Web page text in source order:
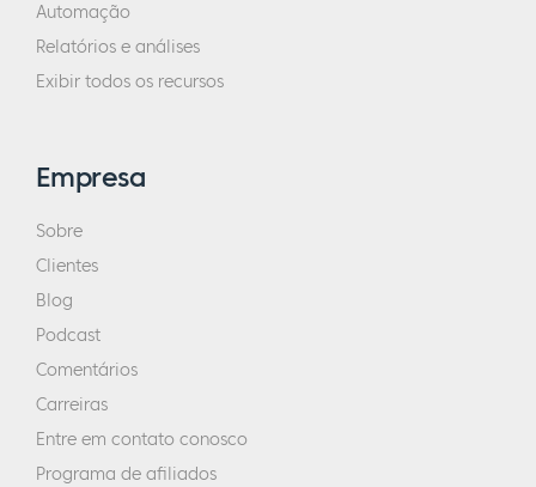
Automação
Relatórios e análises
Exibir todos os recursos
Empresa
Sobre
Clientes
Blog
Podcast
Comentários
Carreiras
Entre em contato conosco
Programa de afiliados